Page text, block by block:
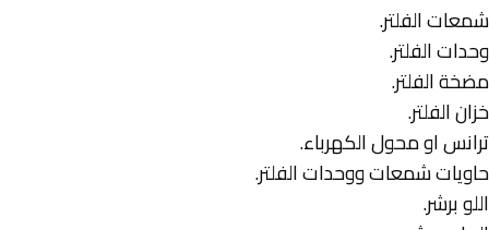
شمعات الفلتر.
وحدات الفلتر.
مضخة الفلتر.
خزان الفلتر.
ترانس او محول الكهرباء.
حاويات شمعات ووحدات الفلتر.
اللو برشر.